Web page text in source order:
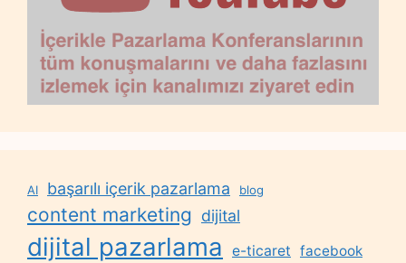
AI başarılı içerik pazarlama blog
content marketing dijital
dijital pazarlama e-ticaret facebook